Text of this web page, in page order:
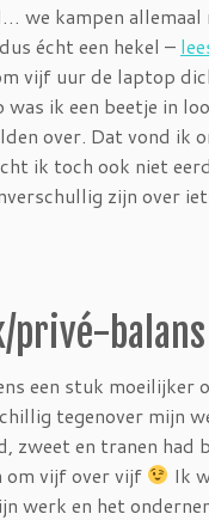
we kampen
écht een hekel –
vijf uur de laptop
ik een beetje in
over. Dat vond ik
ik toch ook niet
zijn over
privé-balans
een stuk moeilijker
tegenover mijn
en tranen had
om vijf over vijf
Ik
werk en het